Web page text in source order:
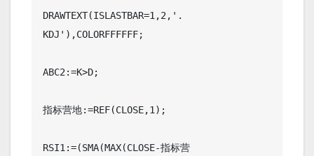
DRAWTEXT(ISLASTBAR=1,2,'.
KDJ'),COLORFFFFFF;
ABC2:=K>D;
指标营地:=REF(CLOSE,1);
RSI1:=(SMA(MAX(CLOSE-指标营